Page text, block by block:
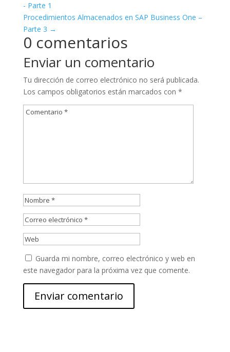
- Parte 1
Procedimientos Almacenados en SAP Business One –
Parte 3 →
0 comentarios
Enviar un comentario
Tu dirección de correo electrónico no será publicada.
Los campos obligatorios están marcados con *
Guarda mi nombre, correo electrónico y web en
este navegador para la próxima vez que comente.
Enviar comentario